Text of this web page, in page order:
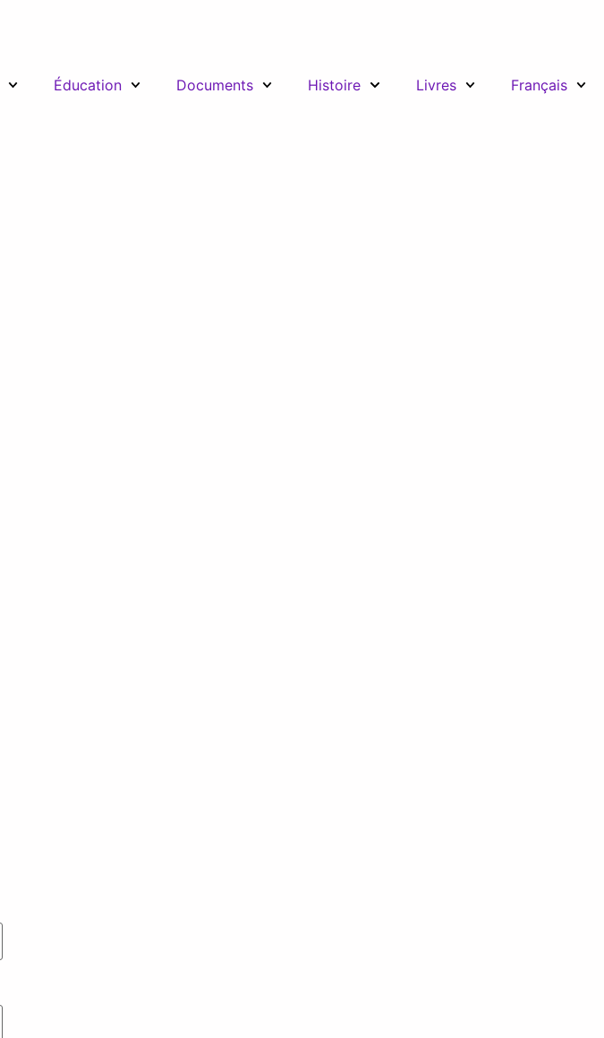
Éducation Documents Histoire Livres Français